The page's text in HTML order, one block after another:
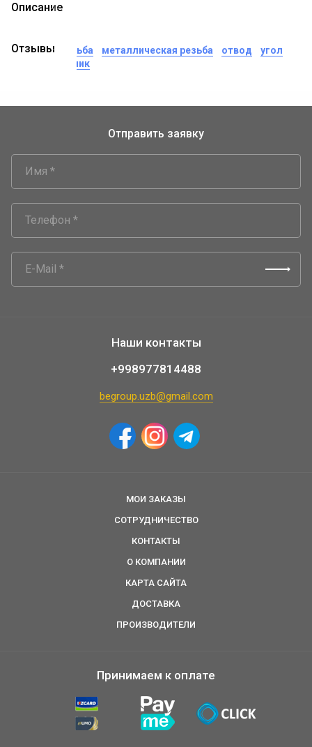
Описание
Отзывы
наружная резьба металлическая резьба отвод
угол
угольник
Отправить заявку
Наши контакты
+998977814488
begroup.uzb@gmail.com
МОИ ЗАКАЗЫ
СОТРУДНИЧЕСТВО
КОНТАКТЫ
О КОМПАНИИ
КАРТА САЙТА
ДОСТАВКА
ПРОИЗВОДИТЕЛИ
Принимаем к оплате